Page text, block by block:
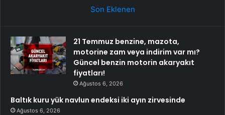
Son Eklenen
21 Temmuz benzine, mazota,
motorine zam veya indirim var mı?
Güncel benzin motorin akaryakıt
fiyatları!
Ağustos 6, 2026
Baltık kuru yük navlun endeksi iki ayın zirvesinde
Ağustos 6, 2026